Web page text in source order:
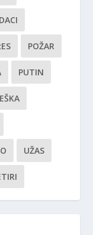
POŽAR
PUTIN
UŽAS